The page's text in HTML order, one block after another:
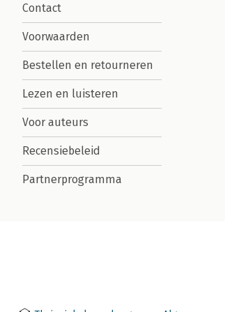
Contact
Voorwaarden
Bestellen en retourneren
Lezen en luisteren
Voor auteurs
Recensiebeleid
Partnerprogramma